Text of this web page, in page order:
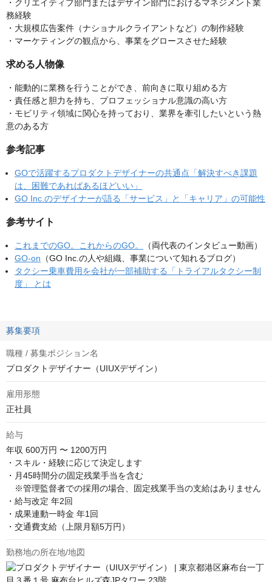
・クリエイティブ部門またはデザイン部門におけるマネジメント業
務経験
・大規模広告案件（ナショナルクライアントなど）の制作経験
・マーケティングの観点から、事業をグロースさせた経験
求める人物像
・能動的に業務を行うことができ、前向きに取り組める方
・責任感と胆力を持ち、プロフェッショナル意識の高い方
・モビリティ領域に関心を持っており、業界を牽引したいという熱
意のある方
参考記事
GOで活躍するプロダクトデザイナーの共通点「解決すべき課題
は、困難であればあるほどいい」
GO Inc.のデザイナーが語る「サービス」と「キャリア」の可能性
参考サイト
これまでのGO。これからのGO。
（両代表のインタビュー動画）
GO-on （GO Inc.の人や組織、事業について知れるブログ）
タクシー乗車費用を会社が一部補助する「トライアルタクシー制
度」 とは
募集要項
職種 / 募集ポジション名
プロダクトデザイナー（UIUXデザイン）
雇用形態
正社員
給与
年収 600万円 〜 1200万円
・スキル・経験に応じて決定します
・月45時間分の固定残業手当を含む
※管理監督者での採用の場合、固定残業手当の支給はありません
・給与改定 年2回
・成果連動一時金 年1回
・交通費支給（上限月額5万円）
勤務地の所在地/地図